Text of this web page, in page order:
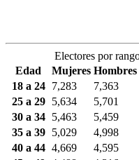
Electores por
Edad
Mujeres Hombres
18 a 24
7,283 7,363
25 a 29
5,634 5,701
30 a 34
5,463 5,459
35 a 39
5,029 4,998
40 a 44 4,669 4,595